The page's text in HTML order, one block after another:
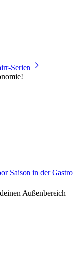
Serien
Saison in der Gastro
Außenbereich